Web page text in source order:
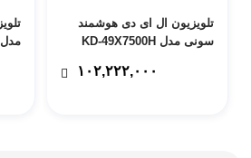
تلویزیون ال ای دی هوشمند
سونی مدل KD-49X7500H
مادیران – پس کرایه۱۰۲,۲۲۲,۰۰۰